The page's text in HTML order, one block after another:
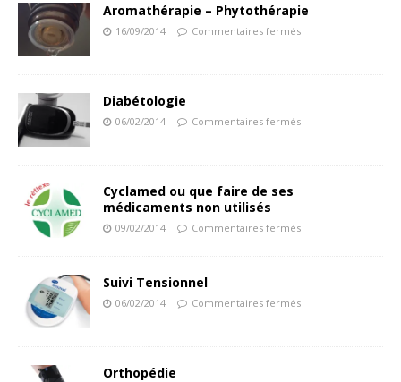
Aromathérapie – Phytothérapie
16/09/2014 Commentaires fermés
Diabétologie
06/02/2014 Commentaires fermés
Cyclamed ou que faire de ses
médicaments non utilisés
09/02/2014 Commentaires fermés
Suivi Tensionnel
06/02/2014 Commentaires fermés
Orthopédie